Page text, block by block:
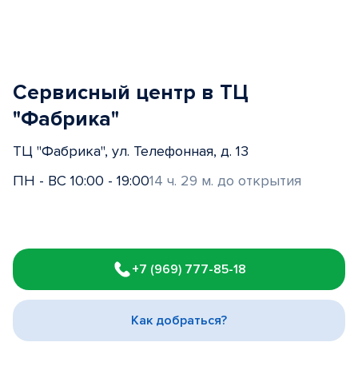
Сервисный центр в ТЦ
"Фабрика"
ТЦ "Фабрика", ул. Телефонная, д. 13
ПН - ВС 10:00 - 19:0014 ч. 29 м. до открытия
1
of
3
+7 (969) 777-85-18
Как добраться?